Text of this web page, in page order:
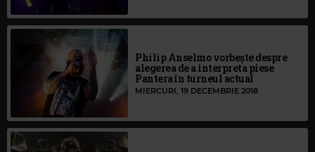
Philip Anselmo vorbește despre
alegerea de a interpreta piese
Pantera în turneul actual
MIERCURI, 19 DECEMBRIE 2018